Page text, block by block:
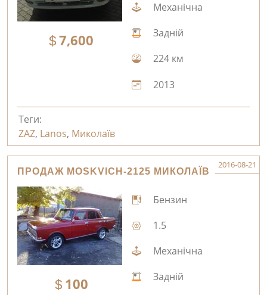
7,600
Механічна
Задній
224 км
2013
Теги:
ZAZ, Lanos, Миколаїв
ПРОДАЖ MOSKVICH-2125 МИКОЛАЇВ
2016-08-21
100
Бензин
1.5
Механічна
Задній